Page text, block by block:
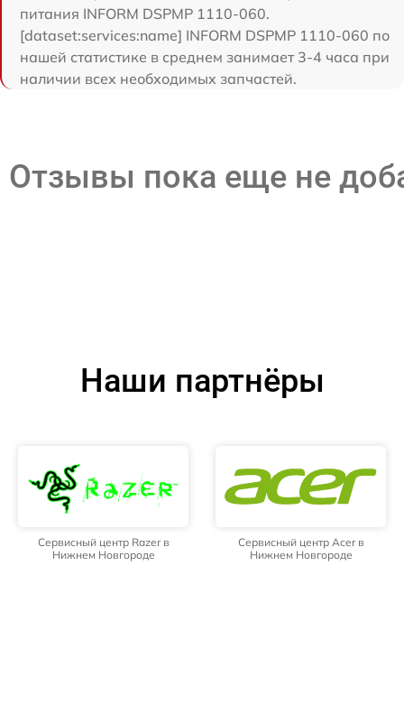
питания INFORM DSPMP 1110-060.
[dataset:services:name] INFORM DSPMP 1110-060 по
нашей статистике в среднем занимает 3-4 часа при
наличии всех необходимых запчастей.
Отзывы пока еще не
Наши партнёры
Сервисный центр Razer в
Нижнем Новгороде
Сервисный центр Acer в
Нижнем Новгороде